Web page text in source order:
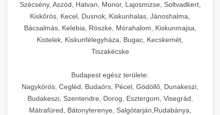
Szécsény, Aszód, Hatvan, Monor, Lajosmizse, Soltvadkert,
Kiskőrös, Kecel, Dusnok, Kiskunhalas, Jánoshalma,
Bácsalmás, Kelebia, Röszke, Mórahalom, Kiskunmajsa,
Kistelek, Kiskunfélegyháza, Bugac, Kecskemét,
Tiszakécske
Budapest egész területe:
Nagykörös, Cegléd, Budaörs, Pécel, Gödöllő, Dunakeszi,
Budakeszi, Szentendre, Dorog, Esztergom, Visegrád,
Mátrafüred, Bátonyterenye, Salgótarján,Rudabánya,